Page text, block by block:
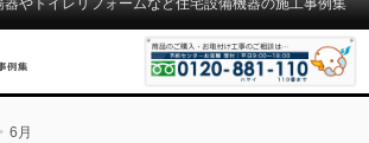
やトイレリフォームなど住宅設備機器の施工事例集
6月